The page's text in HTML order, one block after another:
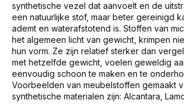
synthetische vezel dat aanvoelt en de
een natuurlijke stof, maar beter gereinigd
ademt en waterafstotend is. Stoffen van
het algemeen licht van gewicht, krimpen
hun vorm. Ze zijn relatief sterker dan
met hetzelfde gewicht, voelen geweldig
eenvoudig schoon te maken en te
Voorbeelden van meubelstoffen gemaakt
synthetische materialen zijn: Alcantara,